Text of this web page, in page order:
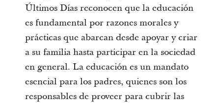
Últimos Días reconocen que la educación
es fundamental por razones morales y
prácticas que abarcan desde apoyar y criar
a su familia hasta participar en la sociedad
en general. La educación es un mandato
esencial para los padres, quienes son los
responsables de proveer para cubrir las